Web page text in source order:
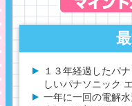
１３年経過したパ
しいパナソニック
一年に一回の電解